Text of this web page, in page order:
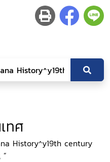
ทศ
History^y19th century